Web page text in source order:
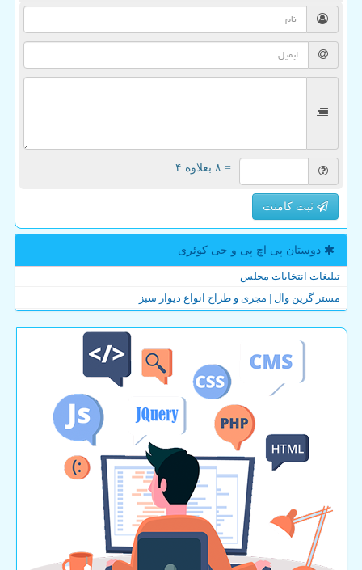
= ۸ بعلاوه ۴
ثبت کامنت
دوستان پی اچ پی و جی كوئری
تبلیغات انتخابات مجلس
مستر گرین وال | مجری و طراح انواع دیوار سبز